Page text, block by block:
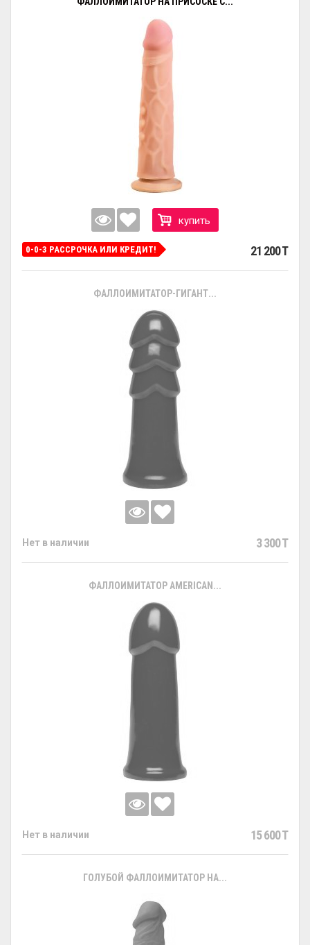
купить
0-0-3 РАССРОЧКА ИЛИ КРЕДИТ! 21 200 T
ФАЛЛОИМИТАТОР-ГИГАНТ...
Нет в наличии 3 300 T
ФАЛЛОИМИТАТОР AMERICAN...
Нет в наличии 15 600 T
ГОЛУБОЙ ФАЛЛОИМИТАТОР НА...